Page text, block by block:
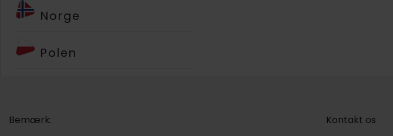
Norge
Polen
Bemærk: Kontakt os